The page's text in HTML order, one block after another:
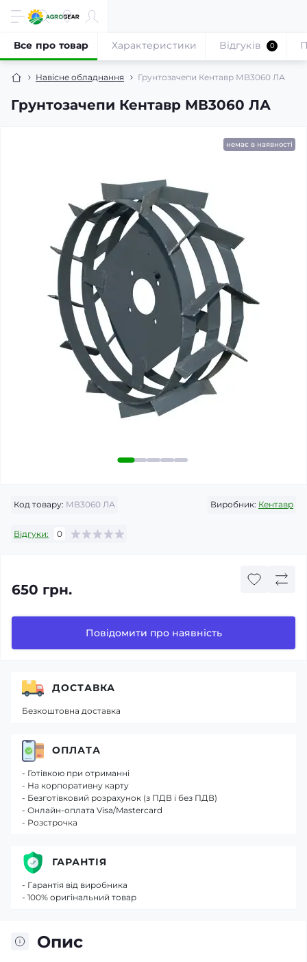
Навісне обладнання Грунтозачепи Кентавр МВ3060 ЛА
Грунтозачепи Кентавр МВ3060 ЛА
Все про товар Характеристики Відгуків 0
немає в наявності
Код товару: МВ3060 ЛА Виробник: Кентавр
Відгуки: 0
650 грн.
Повідомити про наявність
Опис
ДОСТАВКА
Безкоштовна доставка
ОПЛАТА
- Готівкою при отриманні
- На корпоративну карту
- Безготівковий розрахунок (з ПДВ і без ПДВ)
- Онлайн-оплата Visa/Mastercard
- Розстрочка
ГАРАНТІЯ
- Гарантія від виробника
- 100% оригінальний товар